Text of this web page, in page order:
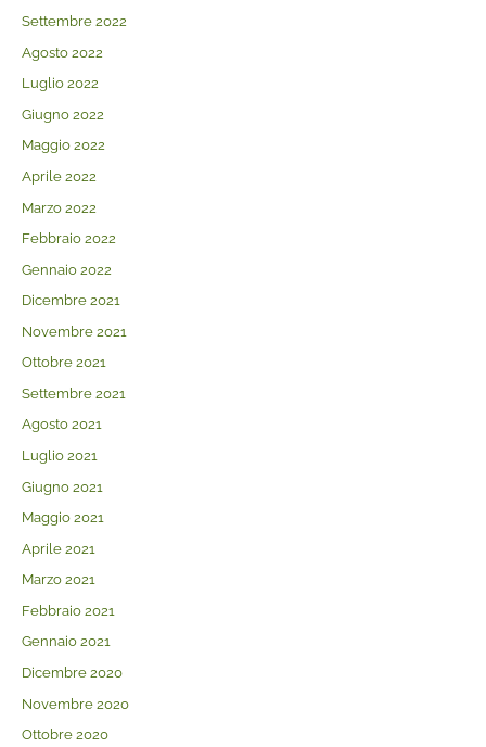
Settembre 2022
Agosto 2022
Luglio 2022
Giugno 2022
Maggio 2022
Aprile 2022
Marzo 2022
Febbraio 2022
Gennaio 2022
Dicembre 2021
Novembre 2021
Ottobre 2021
Settembre 2021
Agosto 2021
Luglio 2021
Giugno 2021
Maggio 2021
Aprile 2021
Marzo 2021
Febbraio 2021
Gennaio 2021
Dicembre 2020
Novembre 2020
Ottobre 2020